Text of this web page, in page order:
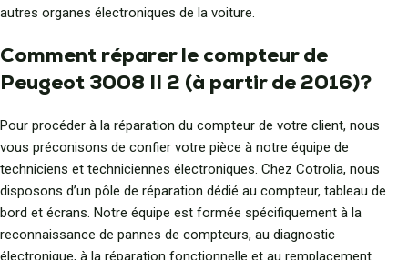
autres organes électroniques de la voiture.
Comment réparer le compteur de
Peugeot 3008 II 2 (à partir de 2016)?
Pour procéder à la réparation du compteur de votre client, nous
vous préconisons de confier votre pièce à notre équipe de
techniciens et techniciennes électroniques. Chez Cotrolia, nous
disposons d’un pôle de réparation dédié au compteur, tableau de
bord et écrans. Notre équipe est formée spécifiquement à la
reconnaissance de pannes de compteurs, au diagnostic
électronique, à la réparation fonctionnelle et au remplacement